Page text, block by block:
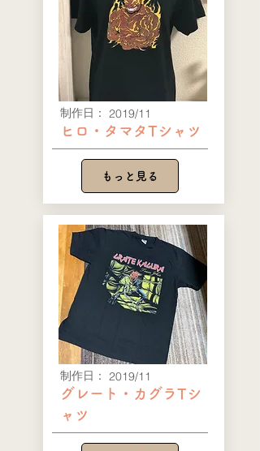
​制作日：
2019/11
ヒロ・タマタTシャツ
もっと見る
​制作日：
2019/11
グレート・カグラTシ
ャツ